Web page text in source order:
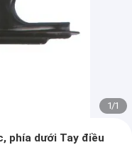
1/1
phía dưới Tay điều